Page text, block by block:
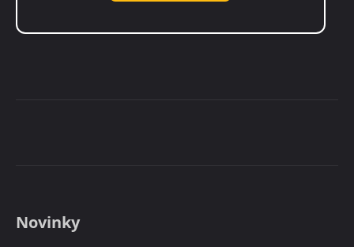
Novinky